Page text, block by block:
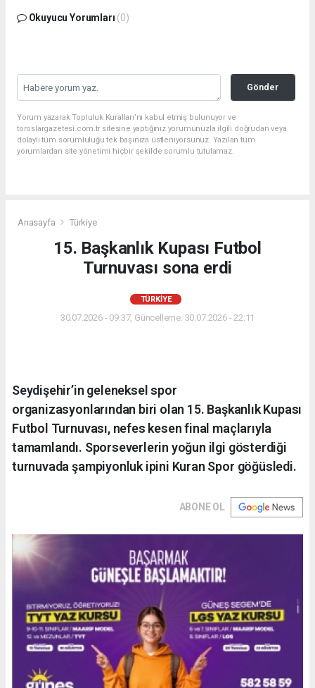
Okuyucu Yorumları (0)
Gönder
Yorum yazarak Topluluk Kuralları’nı kabul etmiş bulunuyor ve
toroslargazetesi.com.tr sitesine yaptığınız yorumunuzla ilgili doğrudan veya
dolaylı tüm sorumluluğu tek başınıza üstleniyorsunuz. Yazılan tüm
yorumlardan site yönetimi hiçbir şekilde sorumlu tutulamaz.
Anasayfa Türkiye
15. Başkanlık Kupası Futbol
Turnuvası sona erdi
TÜRKIYE
30.07.2026 - 09:37, Güncelleme: 30.07.2026 - 22:11
Seydişehir’in geleneksel spor
organizasyonlarından biri olan 15. Başkanlık Kupası
Futbol Turnuvası, nefes kesen final maçlarıyla
tamamlandı. Sporseverlerin yoğun ilgi gösterdiği
turnuvada şampiyonluk ipini Kuran Spor göğüsledi.
ABONE OL